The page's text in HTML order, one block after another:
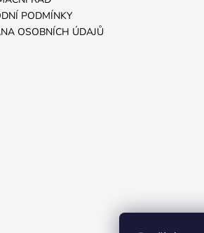
PODMÍNKY
OSOBNÍCH ÚDAJŮ